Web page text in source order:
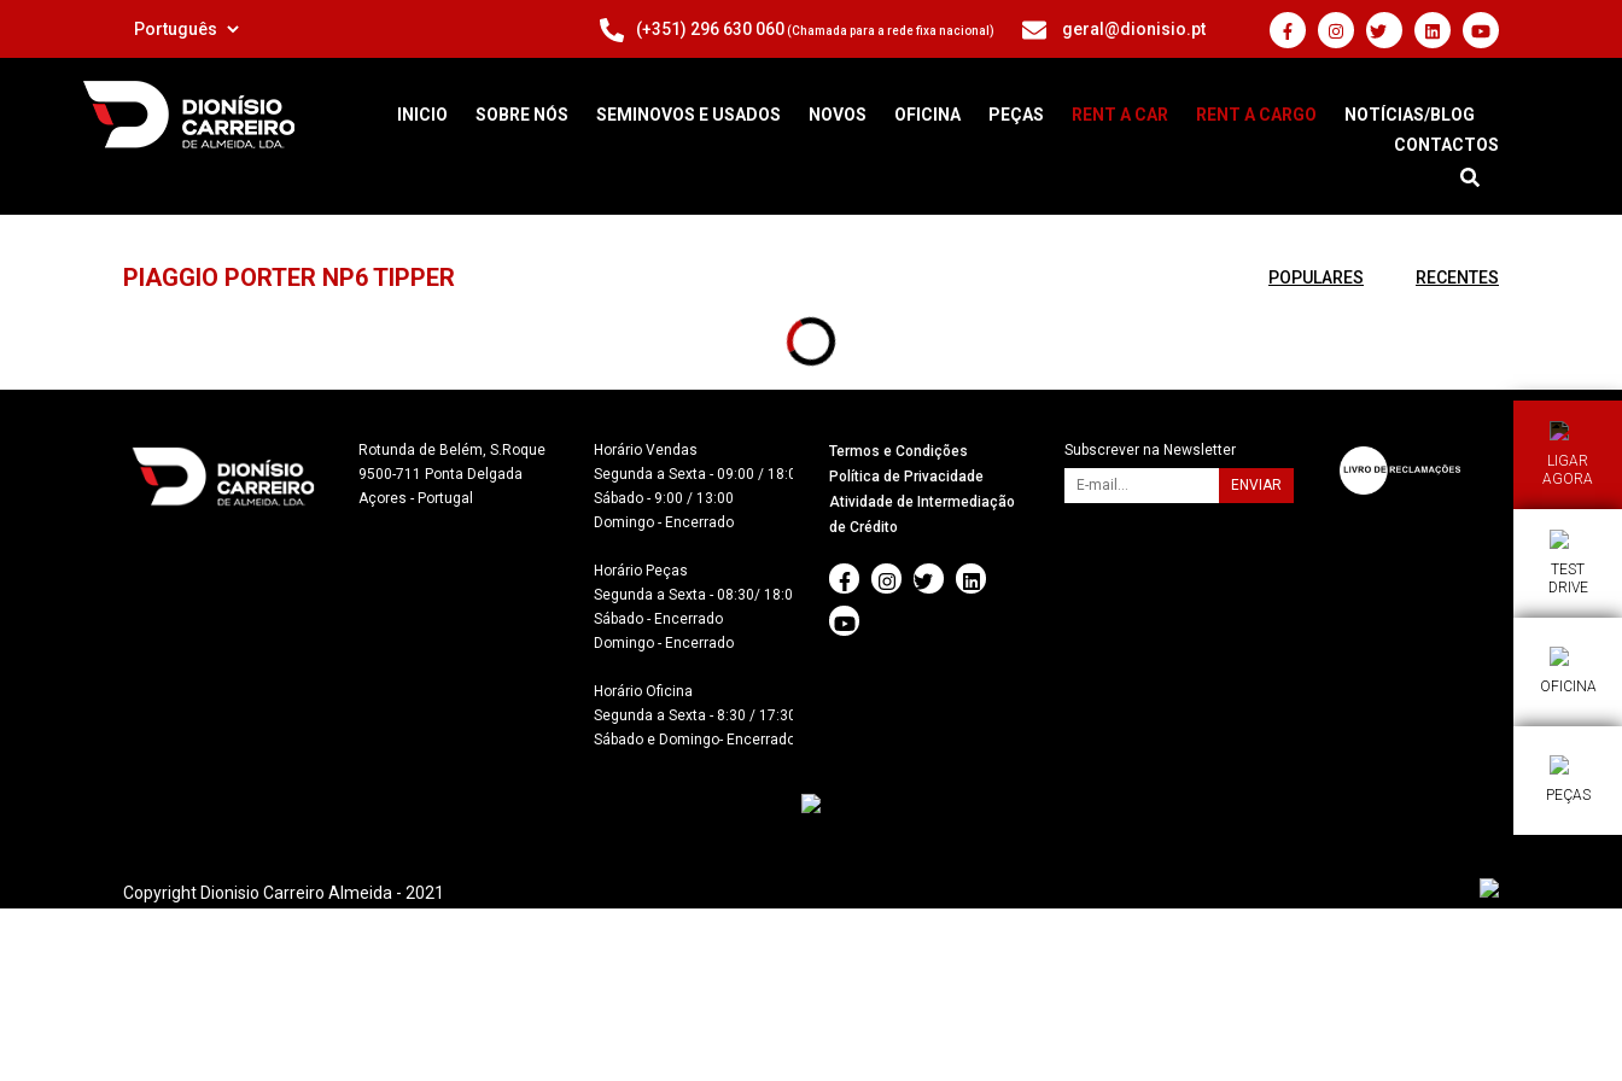
(+351) 296 630 060(Chamada para a rede fixa nacional) geral@dionisio.pt
INICIO SOBRE NÓS SEMINOVOS E USADOS NOVOS OFICINA PEÇAS RENT A CAR RENT A CARGO
NOTÍCIAS/BLOG
CONTACTOS
LIGAR
AGORA
TEST
DRIVE
OFICINA
PEÇAS
PIAGGIO PORTER NP6 TIPPER POPULARES RECENTES
Rotunda de Belém, S.Roque
9500-711 Ponta Delgada
Açores - Portugal
Horário Vendas
Segunda a Sexta - 09:00 / 18:00
Sábado - 9:00 / 13:00
Domingo - Encerrado
Horário Peças
Segunda a Sexta - 08:30/ 18:00
Sábado - Encerrado
Domingo - Encerrado
Horário Oficina
Segunda a Sexta - 8:30 / 17:30
Sábado e Domingo- Encerrado
Termos e Condições
Política de Privacidade
Atividade de Intermediação
de Crédito
Subscrever na Newsletter
ENVIAR
Copyright Dionisio Carreiro Almeida - 2021